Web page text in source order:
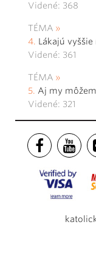
Videné: 368
TÉMA
Lákajú
Videné: 361
TÉMA
Aj my
Videné: 321